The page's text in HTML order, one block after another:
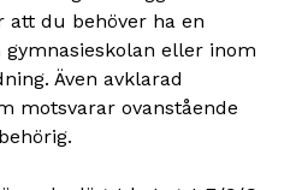
att du behöver ha en
eller inom
Även avklarad
motsvarar ovanstående